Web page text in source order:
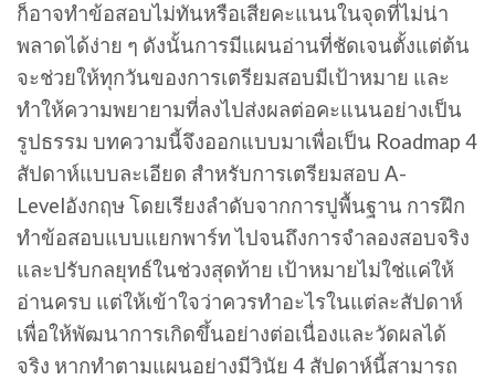
ก็อาจทำข้อสอบไม่ทันหรือเสียคะแนนในจุดที่ไม่น่า
พลาดได้ง่าย ๆ ดังนั้นการมีแผนอ่านที่ชัดเจนตั้งแต่ต้น
จะช่วยให้ทุกวันของการเตรียมสอบมีเป้าหมาย และ
ทำให้ความพยายามที่ลงไปส่งผลต่อคะแนนอย่างเป็น
รูปธรรม บทความนี้จึงออกแบบมาเพื่อเป็น Roadmap 4
สัปดาห์แบบละเอียด สำหรับการเตรียมสอบ A-
Levelอังกฤษ โดยเรียงลำดับจากการปูพื้นฐาน การฝึก
ทำข้อสอบแบบแยกพาร์ท ไปจนถึงการจำลองสอบจริง
และปรับกลยุทธ์ในช่วงสุดท้าย เป้าหมายไม่ใช่แค่ให้
อ่านครบ แต่ให้เข้าใจว่าควรทำอะไรในแต่ละสัปดาห์
เพื่อให้พัฒนาการเกิดขึ้นอย่างต่อเนื่องและวัดผลได้
จริง หากทำตามแผนอย่างมีวินัย 4 สัปดาห์นี้สามารถ